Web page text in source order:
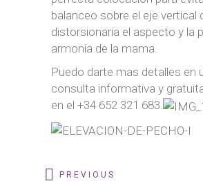
balanceo sobre el eje vertical
distorsionaria el aspecto y la
armonía de la mama.
Puedo darte mas detalles en
consulta informativa y
en el +34 652 321 683.
PREVIOUS